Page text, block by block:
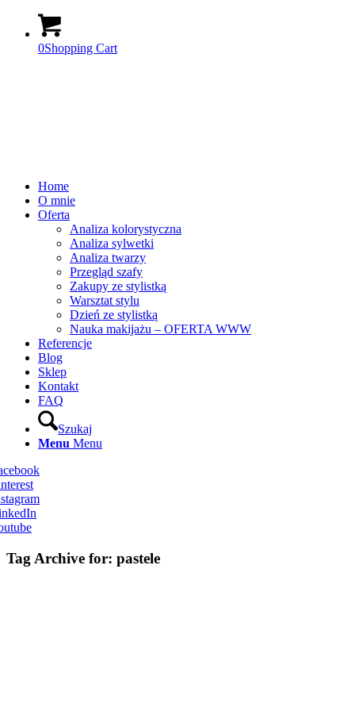
0Shopping Cart
Home
O mnie
Oferta
Analiza kolorystyczna
Analiza sylwetki
Analiza twarzy
Przegląd szafy
Zakupy ze stylistką
Warsztat stylu
Dzień ze stylistką
Nauka makijażu – OFERTA WWW
Referencje
Blog
Sklep
Kontakt
FAQ
Szukaj
Menu Menu
Tag Archive for: pastele